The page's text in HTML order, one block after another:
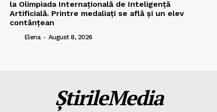
la Olimpiada Internațională de Inteligență
Artificială. Printre medaliați se află și un elev
contănțean
Elena - August 8, 2026
ȘtirileMedia